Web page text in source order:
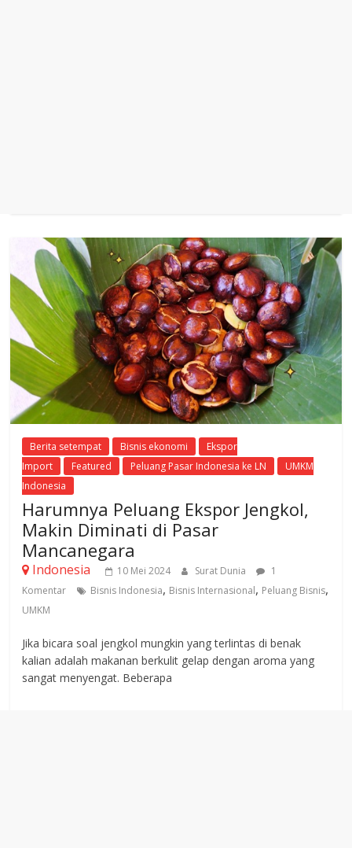
Berita setempat Bisnis ekonomi
Ekspor
Import
Featured Peluang Pasar Indonesia ke LN
UMKM
Indonesia
Harumnya Peluang Ekspor Jengkol,
Makin Diminati di Pasar
Mancanegara
Indonesia 10 Mei 2024 Surat Dunia
1
Komentar
Bisnis Indonesia, Bisnis Internasional, Peluang Bisnis,
UMKM
Jika bicara soal jengkol mungkin yang terlintas di benak
kalian adalah makanan berkulit gelap dengan aroma yang
sangat menyengat. Beberapa